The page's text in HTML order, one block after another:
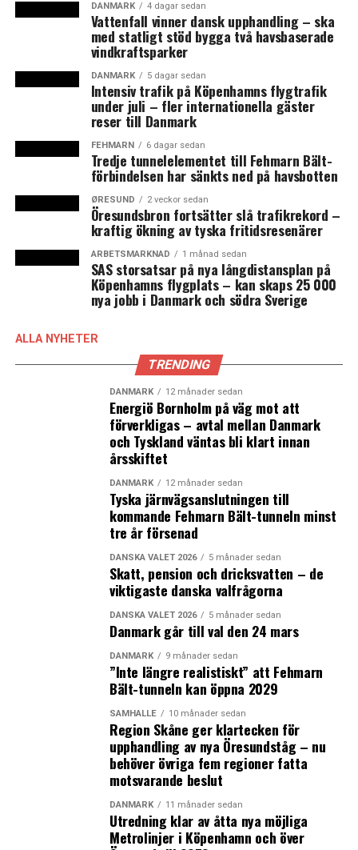
DANMARK 4 dagar sedan
Vattenfall vinner dansk upphandling – ska
med statligt stöd bygga två havsbaserade
vindkraftsparker
DANMARK 5 dagar sedan
Intensiv trafik på Köpenhamns flygtrafik
under juli – fler internationella gäster
reser till Danmark
FEHMARN 6 dagar sedan
Tredje tunnelelementet till Fehmarn Bält-
förbindelsen har sänkts ned på havsbotten
ØRESUND 2 veckor sedan
Öresundsbron fortsätter slå trafikrekord –
kraftig ökning av tyska fritidsresenärer
ARBETSMARKNAD 1 månad sedan
SAS storsatsar på nya långdistansplan på
Köpenhamns flygplats – kan skaps 25 000
nya jobb i Danmark och södra Sverige
ALLA NYHETER
TRENDING
DANMARK 12 månader sedan
Energiö Bornholm på väg mot att
förverkligas – avtal mellan Danmark
och Tyskland väntas bli klart innan
årsskiftet
DANMARK 12 månader sedan
Tyska järnvägsanslutningen till
kommande Fehmarn Bält-tunneln minst
tre år försenad
DANSKA VALET 2026 5 månader sedan
Skatt, pension och dricksvatten – de
viktigaste danska valfrågorna
DANSKA VALET 2026 5 månader sedan
Danmark går till val den 24 mars
DANMARK 9 månader sedan
”Inte längre realistiskt” att Fehmarn
Bält-tunneln kan öppna 2029
SAMHÄLLE 10 månader sedan
Region Skåne ger klartecken för
upphandling av nya Öresundståg – nu
behöver övriga fem regioner fatta
motsvarande beslut
DANMARK 11 månader sedan
Utredning klar av åtta nya möjliga
Metrolinjer i Köpenhamn och över